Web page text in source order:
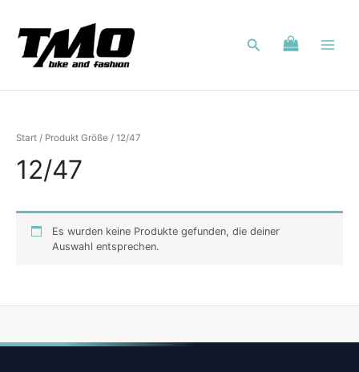
springen
Suchen
Start / Produkt Größe / 12/47
12/47
Es wurden keine Produkte gefunden, die deiner
Auswahl entsprechen.